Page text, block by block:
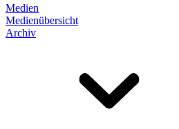
Medien
Medienübersicht
Archiv